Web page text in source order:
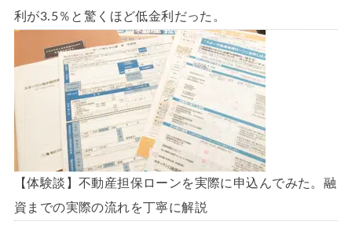
利が3.5％と驚くほど低金利だった。
【体験談】不動産担保ローンを実際に申込んでみた。融
資までの実際の流れを丁寧に解説